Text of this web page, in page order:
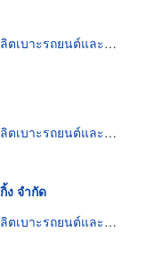
รถยนต์และรถจักรยานยนต์
รถยนต์และรถจักรยานยนต์
ง จำกัด
รถยนต์และรถจักรยานยนต์